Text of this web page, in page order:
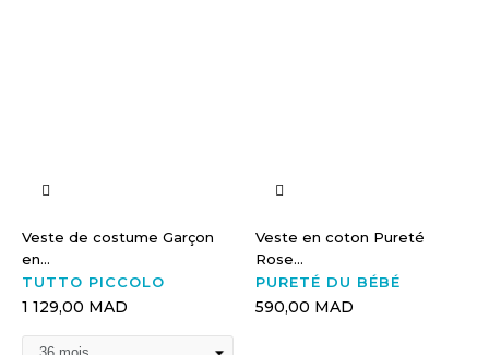
Veste de costume Garçon
en...
TUTTO PICCOLO
1 129,00 MAD
Veste en coton Pureté
Rose...
PURETÉ DU BÉBÉ
590,00 MAD